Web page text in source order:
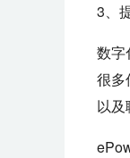
3、
数字
很多
以及